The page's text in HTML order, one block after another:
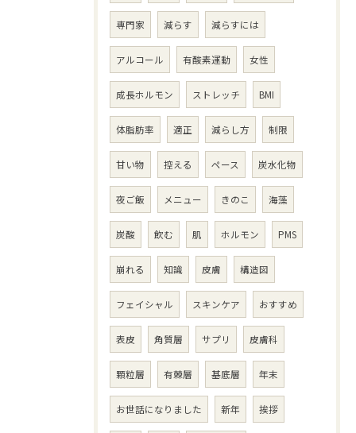
専門家 減らす 減らすには
アルコール 有酸素運動 女性
成長ホルモン ストレッチ BMI
体脂肪率 適正 減らし方 制限
甘い物 控える ペース 炭水化物
夜ご飯 メニュー きのこ 海藻
炭酸 飲む 肌 ホルモン PMS
崩れる 知識 皮膚 構造図
フェイシャル スキンケア おすすめ
表皮 角質層 サプリ 皮膚科
顆粒層 有棘層 基底層 年末
お世話になりました 新年 挨拶